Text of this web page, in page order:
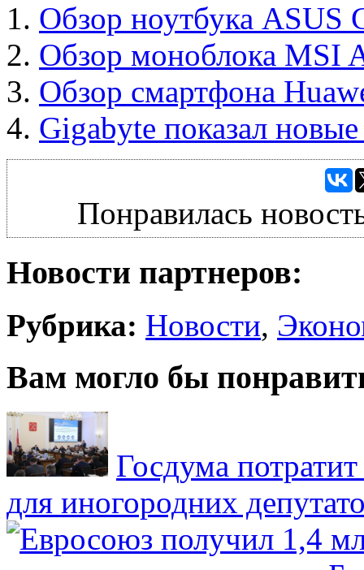
Обзор ноутбука ASUS
Обзор моноблока MSI
Обзор смартфона
Gigabyte показал
Понравилась
Новости партнеров:
Рубрика: Новости,
Вам могло бы
Госдума
для иногородних